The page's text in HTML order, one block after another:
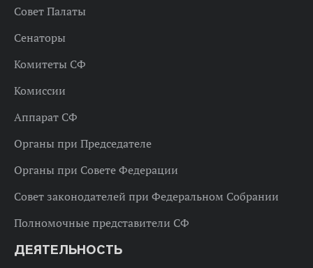
Совет Палаты
Сенаторы
Комитеты СФ
Комиссии
Аппарат СФ
Органы при Председателе
Органы при Совете Федерации
Совет законодателей при Федеральном Собрании
Полномочные представители СФ
ДЕЯТЕЛЬНОСТЬ